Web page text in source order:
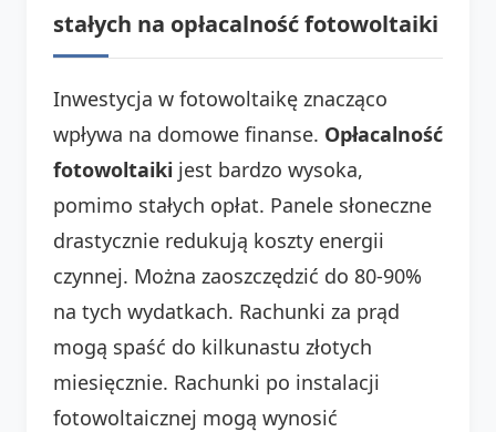
stałych na opłacalność fotowoltaiki
Inwestycja w fotowoltaikę znacząco
wpływa na domowe finanse. Opłacalność
fotowoltaiki jest bardzo wysoka,
pomimo stałych opłat. Panele słoneczne
drastycznie redukują koszty energii
czynnej. Można zaoszczędzić do 80-90%
na tych wydatkach. Rachunki za prąd
mogą spaść do kilkunastu złotych
miesięcznie. Rachunki po instalacji
fotowoltaicznej mogą wynosić